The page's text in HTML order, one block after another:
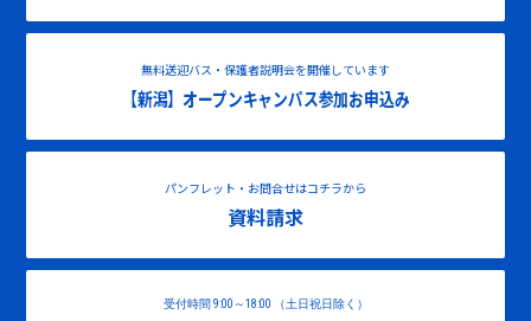
無料送迎バス・保護者説明会を開催しています
【新潟】オープンキャンパス参加お申込み
パンフレット・お問合せはコチラから
資料請求
受付時間 9:00～18:00 （土日祝日除く）